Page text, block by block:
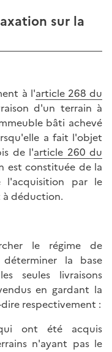
sur la
à l'article 268 du
d'un terrain à
bâti achevé
a fait l'objet
de l'article 260 du
est constituée de la
l'acquisition par le
déduction.
le régime de
la base
seules livraisons
en gardant la
respectivement :
ont été acquis
n'ayant pas le